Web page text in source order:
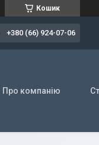
Кошик
+380 (66) 924-07-06
Про компанію